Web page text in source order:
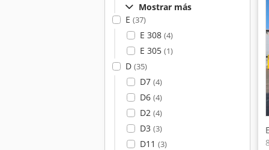
Mostrar más
E (37)
E 308 (4)
E 305 (1)
D (35)
D7 (4)
D6 (4)
D2 (4)
D3 (3)
D11 (3)